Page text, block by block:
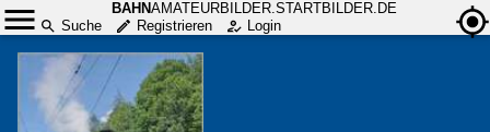
BAHNAMATEURBILDER.STARTBILDER.DE
Suche
Registrieren Login